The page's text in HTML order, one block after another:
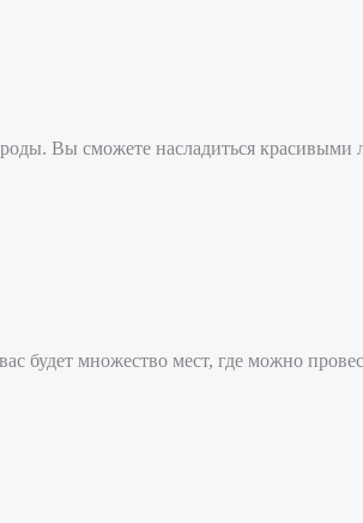
Вы сможете насладиться красивыми
будет множество мест, где можно